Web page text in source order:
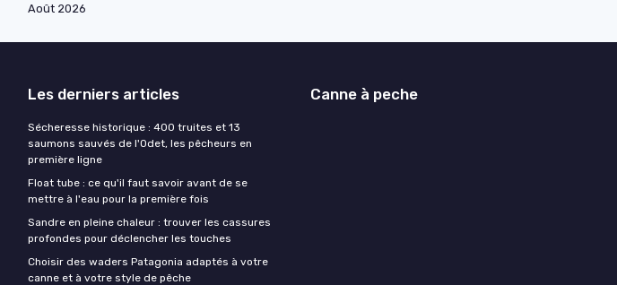
Août 2026
Les derniers articles
Sécheresse historique : 400 truites et 13
saumons sauvés de l'Odet, les pêcheurs en
première ligne
Float tube : ce qu'il faut savoir avant de se
mettre à l'eau pour la première fois
Sandre en pleine chaleur : trouver les cassures
profondes pour déclencher les touches
Choisir des waders Patagonia adaptés à votre
canne et à votre style de pêche
Canne à peche